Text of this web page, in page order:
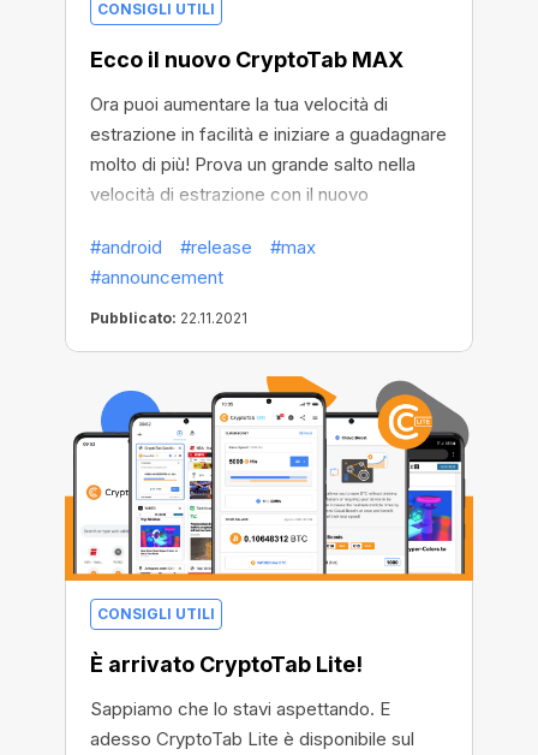
CONSIGLI UTILI
Ecco il nuovo CryptoTab MAX
Ora puoi aumentare la tua velocità di
estrazione in facilità e iniziare a guadagnare
molto di più! Prova un grande salto nella
velocità di estrazione con il nuovo
significativamente i tuoi guadagni!
#android #release
#max
#announcement
Pubblicato: 22.11.2021
CONSIGLI UTILI
È arrivato CryptoTab Lite!
Sappiamo che lo stavi aspettando. E
adesso CryptoTab Lite è disponibile sul